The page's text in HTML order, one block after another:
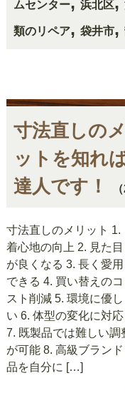
ムセンター 浜北区
類のリペア, 袋井市,
寸法直しの
ットを知れ
達人です！
寸法直しのメリット 1.
着心地の向上 2. 見た目
が良くなる 3. 長く愛用
できる 4. 買い替えのコ
スト削減 5. 環境に優し
い 6. 体型の変化に対応
7. 既製品では難しい調
が可能 8. 高級ブランド
品を自分に […]